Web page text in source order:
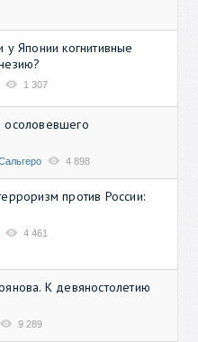
Японии когнитивные
1 307
4 898
против России:
4 461
К девяностолетию
9 289